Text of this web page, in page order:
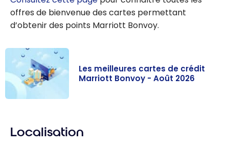
offres de bienvenue des cartes permettant
d’obtenir des points Marriott Bonvoy.
crédit Marriott
Les meilleures cartes de crédit
Marriott Bonvoy - Août 2026
Localisation